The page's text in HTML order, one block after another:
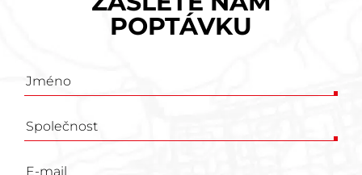
POPTÁVKU
Poptávkový